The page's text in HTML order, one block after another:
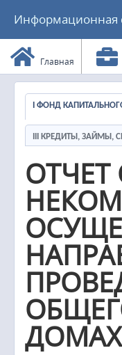
Информационная
Главная
I ФОНД
III КРЕДИТЫ, ЗАЙМЫ,
ДОМАХ